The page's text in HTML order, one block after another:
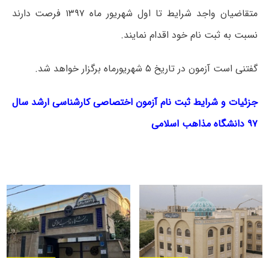
متقاضیان واجد شرایط تا اول شهریور ماه ۱۳۹۷ فرصت دارند
نسبت به ثبت نام خود اقدام نمایند.
گفتنی است آزمون در تاریخ ۵ شهریورماه برگزار خواهد شد.
جزئیات و شرایط ثبت نام آزمون اختصاصی کارشناسی ارشد سال
۹۷ دانشگاه مذاهب اسلامی